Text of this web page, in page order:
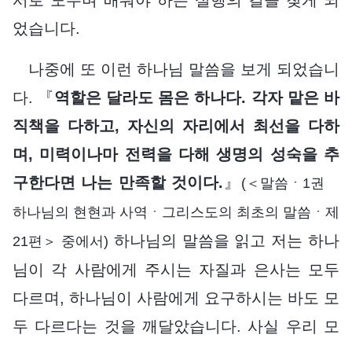
었습니다.
나중에 또 이런 하나님 말씀을 보게 되었습니
다. 『역할은 달라도 몸은 하나다. 각자 맡은 바
직책을 다하고, 자신의 자리에서 최선을 다하
며, 미력이나마 전력을 다해 생명의 성숙을 추
구한다면 나는 만족할 것이다. 』
(＜말씀ㆍ1권
하나님의 현현과 사역ㆍ그리스도의 최초의 말씀ㆍ제
21편＞ 중에서) 하나님의 말씀을 읽고 저는 하나
님이 각 사람에게 주시는 자질과 은사는 모두
다르며, 하나님이 사람에게 요구하시는 바도 모
두 다르다는 것을 깨달았습니다. 사실 우리 모